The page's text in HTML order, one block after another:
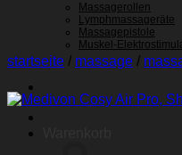
Massagerollen
Lymphmassageräte
Massagepistole
Muskel-
startseite / massage /